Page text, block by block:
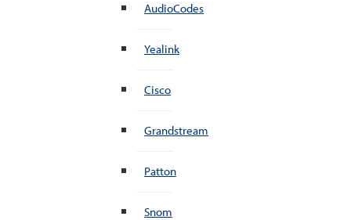
AudioCodes
Yealink
Cisco
Grandstream
Patton
Snom